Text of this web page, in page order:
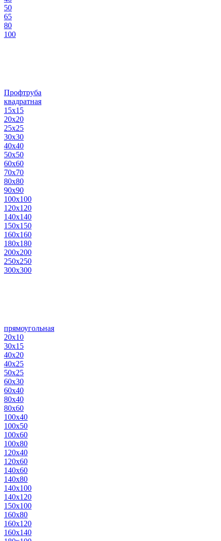
50
65
80
100
Профтруба
квадратная
15х15
20х20
25х25
30х30
40х40
50х50
60х60
70х70
80х80
90х90
100х100
120х120
140х140
150х150
160х160
180х180
200х200
250х250
300х300
прямоугольная
20х10
30х15
40х20
40х25
50х25
60х30
60х40
80х40
80х60
100х40
100х50
100х60
100х80
120х40
120х60
140х60
140х80
140х100
140х120
150х100
160х80
160х120
160х140